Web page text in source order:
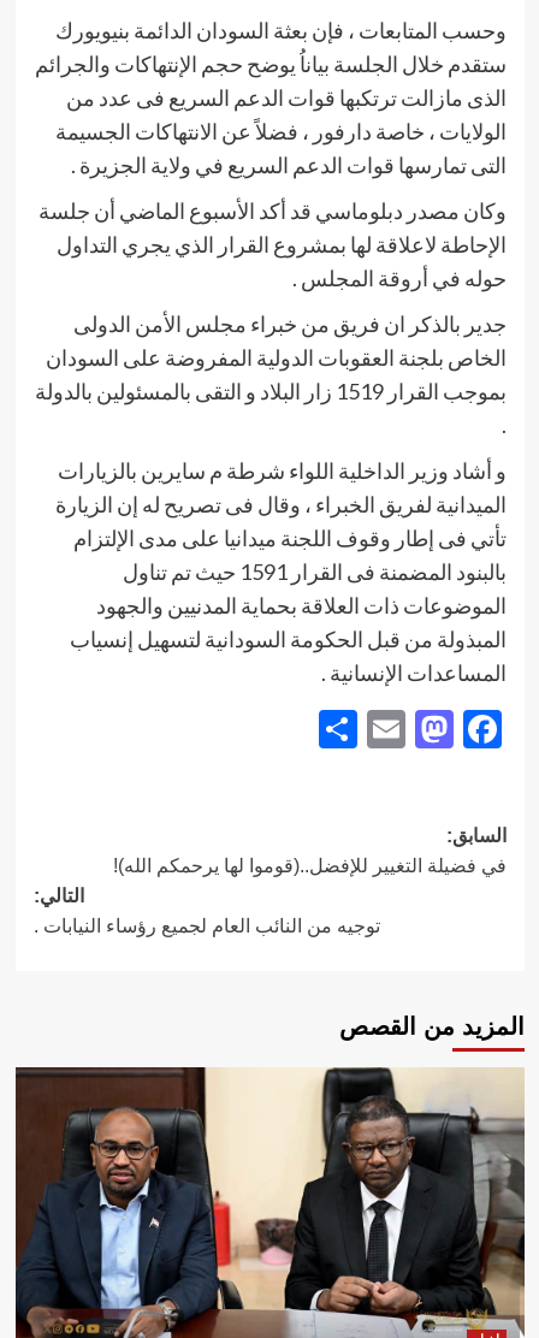
وحسب المتابعات ، فإن بعثة السودان الدائمة بنيويورك
ستقدم خلال الجلسة بياناُ يوضح حجم الإنتهاكات والجرائم
الذى مازالت ترتكبها قوات الدعم السريع فى عدد من
الولايات ، خاصة دارفور ، فضلاً عن الانتهاكات الجسيمة
التى تمارسها قوات الدعم السريع في ولاية الجزيرة .
وكان مصدر دبلوماسي قد أكد الأسبوع الماضي أن جلسة
الإحاطة لاعلاقة لها بمشروع القرار الذي يجري التداول
حوله في أروقة المجلس .
جدير بالذكر ان فريق من خبراء مجلس الأمن الدولى
الخاص بلجنة العقوبات الدولية المفروضة على السودان
بموجب القرار 1519 زار البلاد و التقى بالمسئولين بالدولة
.
و أشاد وزير الداخلية اللواء شرطة م سايرين بالزيارات
الميدانية لفريق الخبراء ، وقال فى تصريح له إن الزيارة
تأتي فى إطار وقوف اللجنة ميدانيا على مدى الإلتزام
بالبنود المضمنة فى القرار 1591 حيث تم تناول
الموضوعات ذات العلاقة بحماية المدنيين والجهود
المبذولة من قبل الحكومة السودانية لتسهيل إنسياب
المساعدات الإنسانية .
Facebook
Mastodon
Email
تصفّح
المقالات
السابق:
في فضيلة التغيير للإفضل..(قوموا لها يرحمكم الله)!
التالي:
توجيه من النائب العام لجميع رؤساء النيابات .
المزيد من القصص